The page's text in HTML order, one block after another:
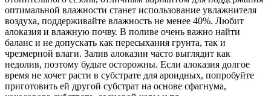
оптимальной влажности станет использование увлажнителя
воздуха, поддерживайте влажность не менее 40%. Любит
алоказия и влажную почву. В поливе очень важно найти
баланс и не допускать как пересыхания грунта, так и
чрезмерной влаги. Залив алоказии часто выглядит как
недолив, поэтому будьте осторожны. Если алоказия долгое
время не хочет расти в субстрате для ароидных, попробуйте
приготовить ей другой субстрат на основе сфагнума,